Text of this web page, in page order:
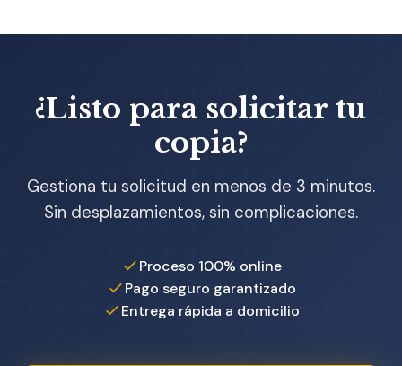
¿Listo para solicitar tu
copia?
Gestiona tu solicitud en menos de 3 minutos.
Sin desplazamientos, sin complicaciones.
Proceso 100% online
Pago seguro garantizado
Entrega rápida a domicilio